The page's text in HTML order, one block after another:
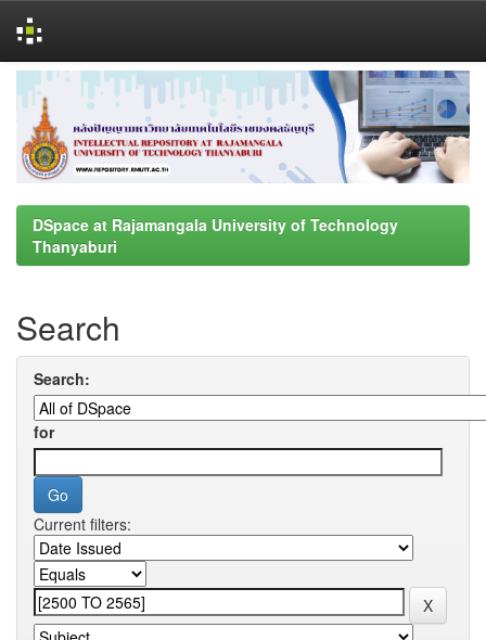
navigation
DSpace at Rajamangala University of Technology
Thanyaburi
Search
Search:
for
Current filters: